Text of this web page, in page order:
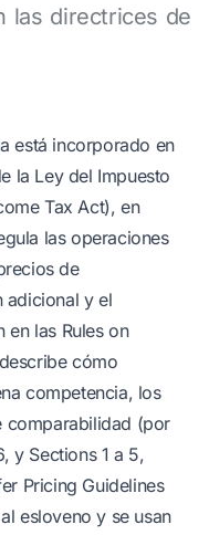
las directrices de
está incorporado en
la Ley del Impuesto
Tax Act), en
las operaciones
de
adicional y el
en las Rules on
cómo
competencia, los
comparabilidad (por
y Sections 1 a 5,
Pricing Guidelines
esloveno y se usan